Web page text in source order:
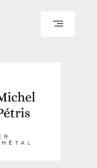
PORTFOLIO
LE BLOG
REPÈRES